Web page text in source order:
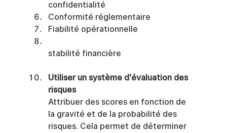
confidentialité
Conformité réglementaire
Fiabilité opérationnelle
stabilité financière
Utiliser un système d'évaluation des
risques
Attribuer des scores en fonction de
la gravité et de la probabilité des
risques. Cela permet de déterminer